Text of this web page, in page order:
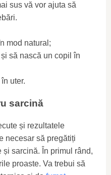
sus vă vor ajuta să
mod natural;
să nască un copil în
uter.
sarcină
și rezultatele
necesar să pregătiți
sarcină. În primul rând,
proaste. Va trebui să